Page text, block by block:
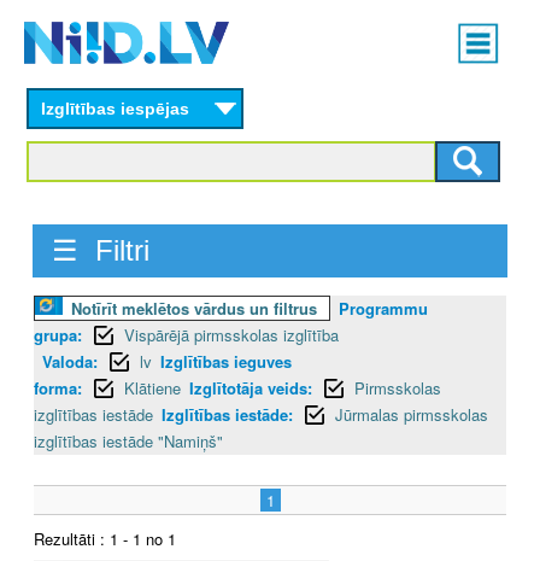
content
Main
menu
Izglītības iespējas
☰ Filtri
Notīrīt meklētos vārdus un filtrus
Programmu
grupa:
Vispārējā pirmsskolas izglītība
Valoda:
lv Izglītības ieguves
forma:
Klātiene Izglītotāja veids:
Pirmsskolas
izglītības iestāde Izglītības iestāde:
Jūrmalas pirmsskolas
izglītības iestāde "Namiņš"
1
Rezultāti : 1 - 1 no 1